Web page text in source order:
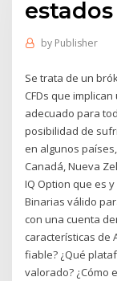
by Publisher
Se trata de un
CFDs que
adecuado para
posibilidad de
en algunos
Canadá, Nueva
IQ Option que es
Binarias válido
con una cuenta
características de
fiable? ¿Qué
valorado? ¿Cómo